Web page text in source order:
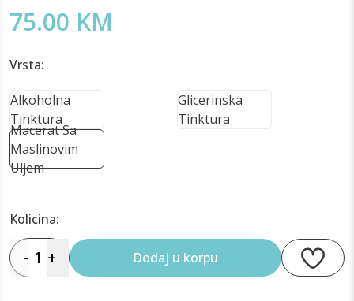
75.00 KM
Vrsta:
Alkoholna
Tinktura
Glicerinska
Tinktura
Macerat Sa
Maslinovim
Uljem
Kolicina:
- 1 + Dodaj u korpu